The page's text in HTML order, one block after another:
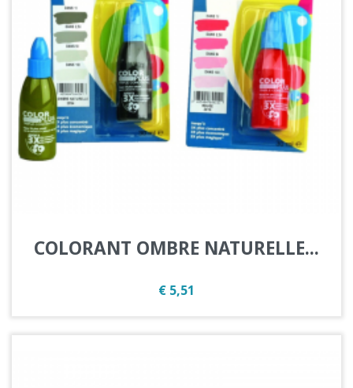
COLORANT OMBRE NATURELLE...
Prijs
€ 5,51